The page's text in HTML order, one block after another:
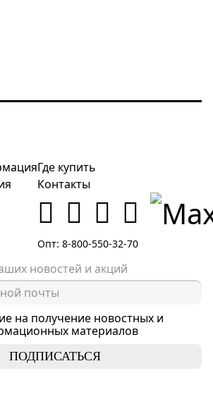
Где купить
Контакты
Опт: 8-800-550-32-70
новостей и акций
на получение новостных и
материалов
ПОДПИСАТЬСЯ